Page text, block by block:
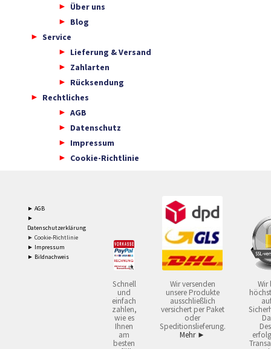
Über uns
Blog
Service
Lieferung & Versand
Zahlarten
Rücksendung
Rechtliches
AGB
Datenschutz
Impressum
Cookie-Richtlinie
► AGB
►
Datenschutzerklärung
► Cookie-Richtlinie
► Impressum
► Bildnachweis
Schnell
und
einfach
zahlen,
wie es
Ihnen
am
besten
Wir versenden
unsere Produkte
ausschließlich
versichert per Paket
oder
Speditionslieferung.
Mehr ►
Wir